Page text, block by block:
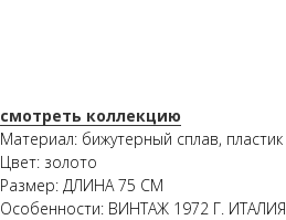
смотреть коллекцию
Материал: бижутерный сплав, пластик
Цвет: золото
Размер: ДЛИНА 75 СМ
Особенности: ВИНТАЖ 1972 Г. ИТАЛИЯ